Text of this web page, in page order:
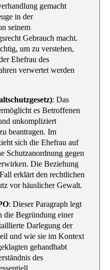
gemacht
in der
seinem
Gebrauch macht.
um zu verstehen,
Ehefrau des
verwertet werden
: Das
es Betroffenen
unkompliziert
beantragen. Im
sich die Ehefrau auf
Schutzanordnung gegen
Die Beziehung
erklärt den rechtlichen
vor häuslicher Gewalt.
: Dieser Paragraph legt
die Begründung einer
Darlegung der
und wie sie im Kontext
gehandhabt
des